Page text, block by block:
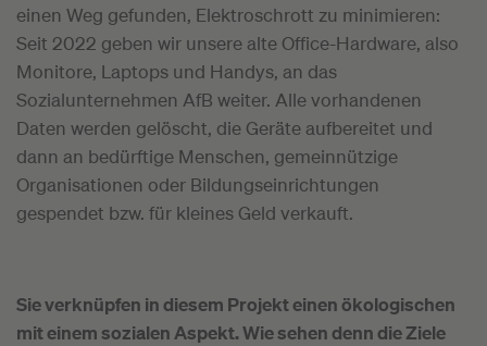
einen Weg gefunden, Elektroschrott zu minimieren:
Seit 2022 geben wir unsere alte Office-Hardware, also
Monitore, Laptops und Handys, an das
Sozialunternehmen AfB weiter. Alle vorhandenen
Daten werden gelöscht, die Geräte aufbereitet und
dann an bedürftige Menschen, gemeinnützige
Organisationen oder Bildungseinrichtungen
gespendet bzw. für kleines Geld verkauft.
Sie verknüpfen in diesem Projekt einen ökologischen
mit einem sozialen Aspekt. Wie sehen denn die Ziele